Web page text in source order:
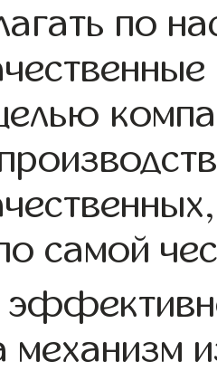
по
самой
механизм